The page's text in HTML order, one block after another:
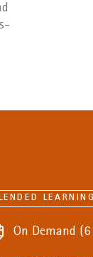
LEARNING
On Demand